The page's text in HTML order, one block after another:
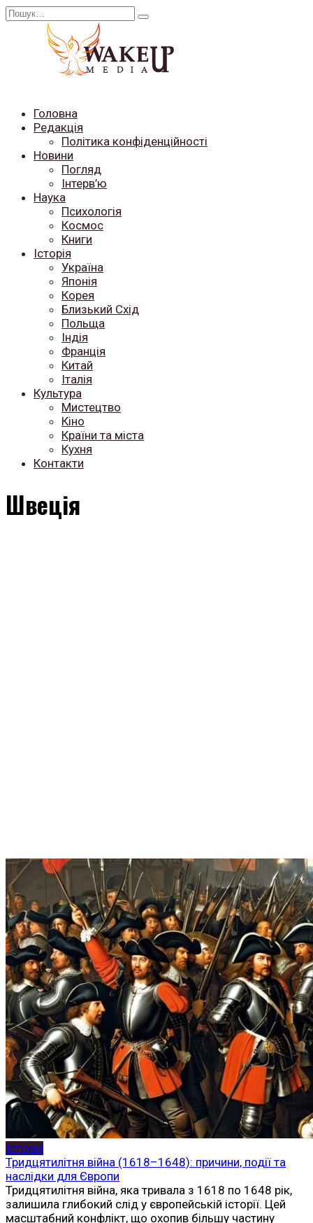
Перейти
Search
Головна
Редакція
Політика конфіденційності
Новини
Погляд
Інтерв’ю
Наука
Психологія
Космос
Книги
Історія
Україна
Японія
Корея
Близький Схід
Польща
Індія
Франція
Китай
Італія
Культура
Мистецтво
Кіно
Країни та міста
Кухня
Контакти
Швеція
Історія
Тридцятилітня війна (1618–1648): причини, події та
наслідки для Європи
Тридцятилітня війна, яка тривала з 1618 по 1648 рік,
залишила глибокий слід у європейській історії. Цей
масштабний конфлікт, що охопив більшу частину